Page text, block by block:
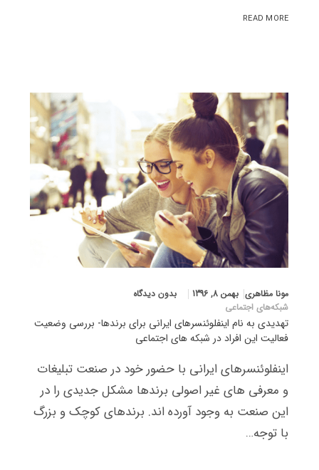
READ MORE
مونا مظاهری بهمن 8, 1396
بدون دیدگاه
شبکه‌های اجتماعی
تهدیدی به نام اینفلوئنسرهای ایرانی برای برندها- بررسی وضعیت
فعالیت این افراد در شبکه های اجتماعی
اینفلوئنسرهای ایرانی با حضور خود در صنعت تبلیغات
و معرفی های غیر اصولی برندها مشکل جدیدی را در
این صنعت به وجود آورده اند. برندهای کوچک و بزرگ
با توجه…